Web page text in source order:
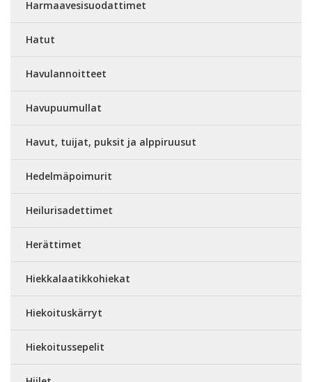
Harmaavesisuodattimet
Hatut
Havulannoitteet
Havupuumullat
Havut, tuijat, puksit ja alppiruusut
Hedelmäpoimurit
Heilurisadettimet
Herättimet
Hiekkalaatikkohiekat
Hiekoituskärryt
Hiekoitussepelit